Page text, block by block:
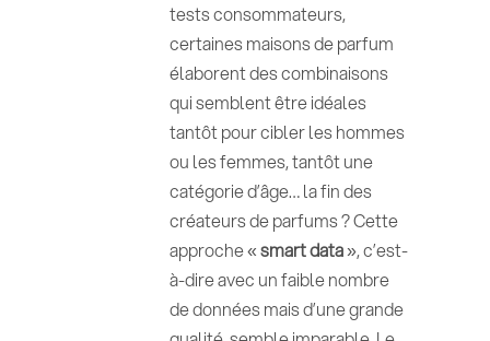
tests consommateurs,
certaines maisons de parfum
élaborent des combinaisons
qui semblent être idéales
tantôt pour cibler les hommes
ou les femmes, tantôt une
catégorie d’âge… la fin des
créateurs de parfums ? Cette
approche «smart data», c’est-
à-dire avec un faible nombre
de données mais d’une grande